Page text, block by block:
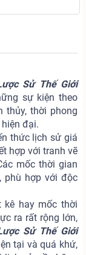
Sử Thế Giới
sự kiện theo
thủy, thời phong
đại.
thức lịch sử giá
hợp với tranh vẽ
mốc thời gian
phù hợp với độc
kê hay mốc thời
ra rất rộng lớn,
Sử Thế Giới
tại và quá khứ,